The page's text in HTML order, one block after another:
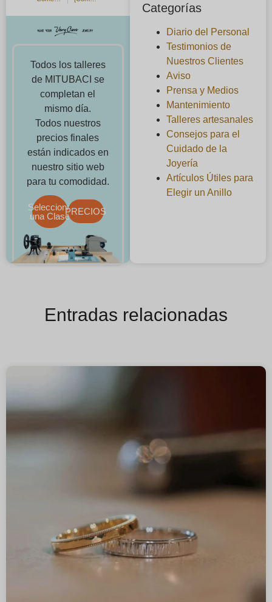
Todos los talleres
de MITUBACI se
completan el
mismo día.
Todos nuestros
precios finales
están indicados en
nuestro sitio web
para tu comodidad.
Selecciona
una ClasePRECIOS
Categorías
Diario del Personal
Testimonios de
Nuestros Clientes
Aviso
Prensa y Medios
Mantenimiento
Talleres artesanales
Consejos para el
Cuidado de la
Joyería
Artículos Útiles para
Elegir un Anillo
Entradas relacionadas